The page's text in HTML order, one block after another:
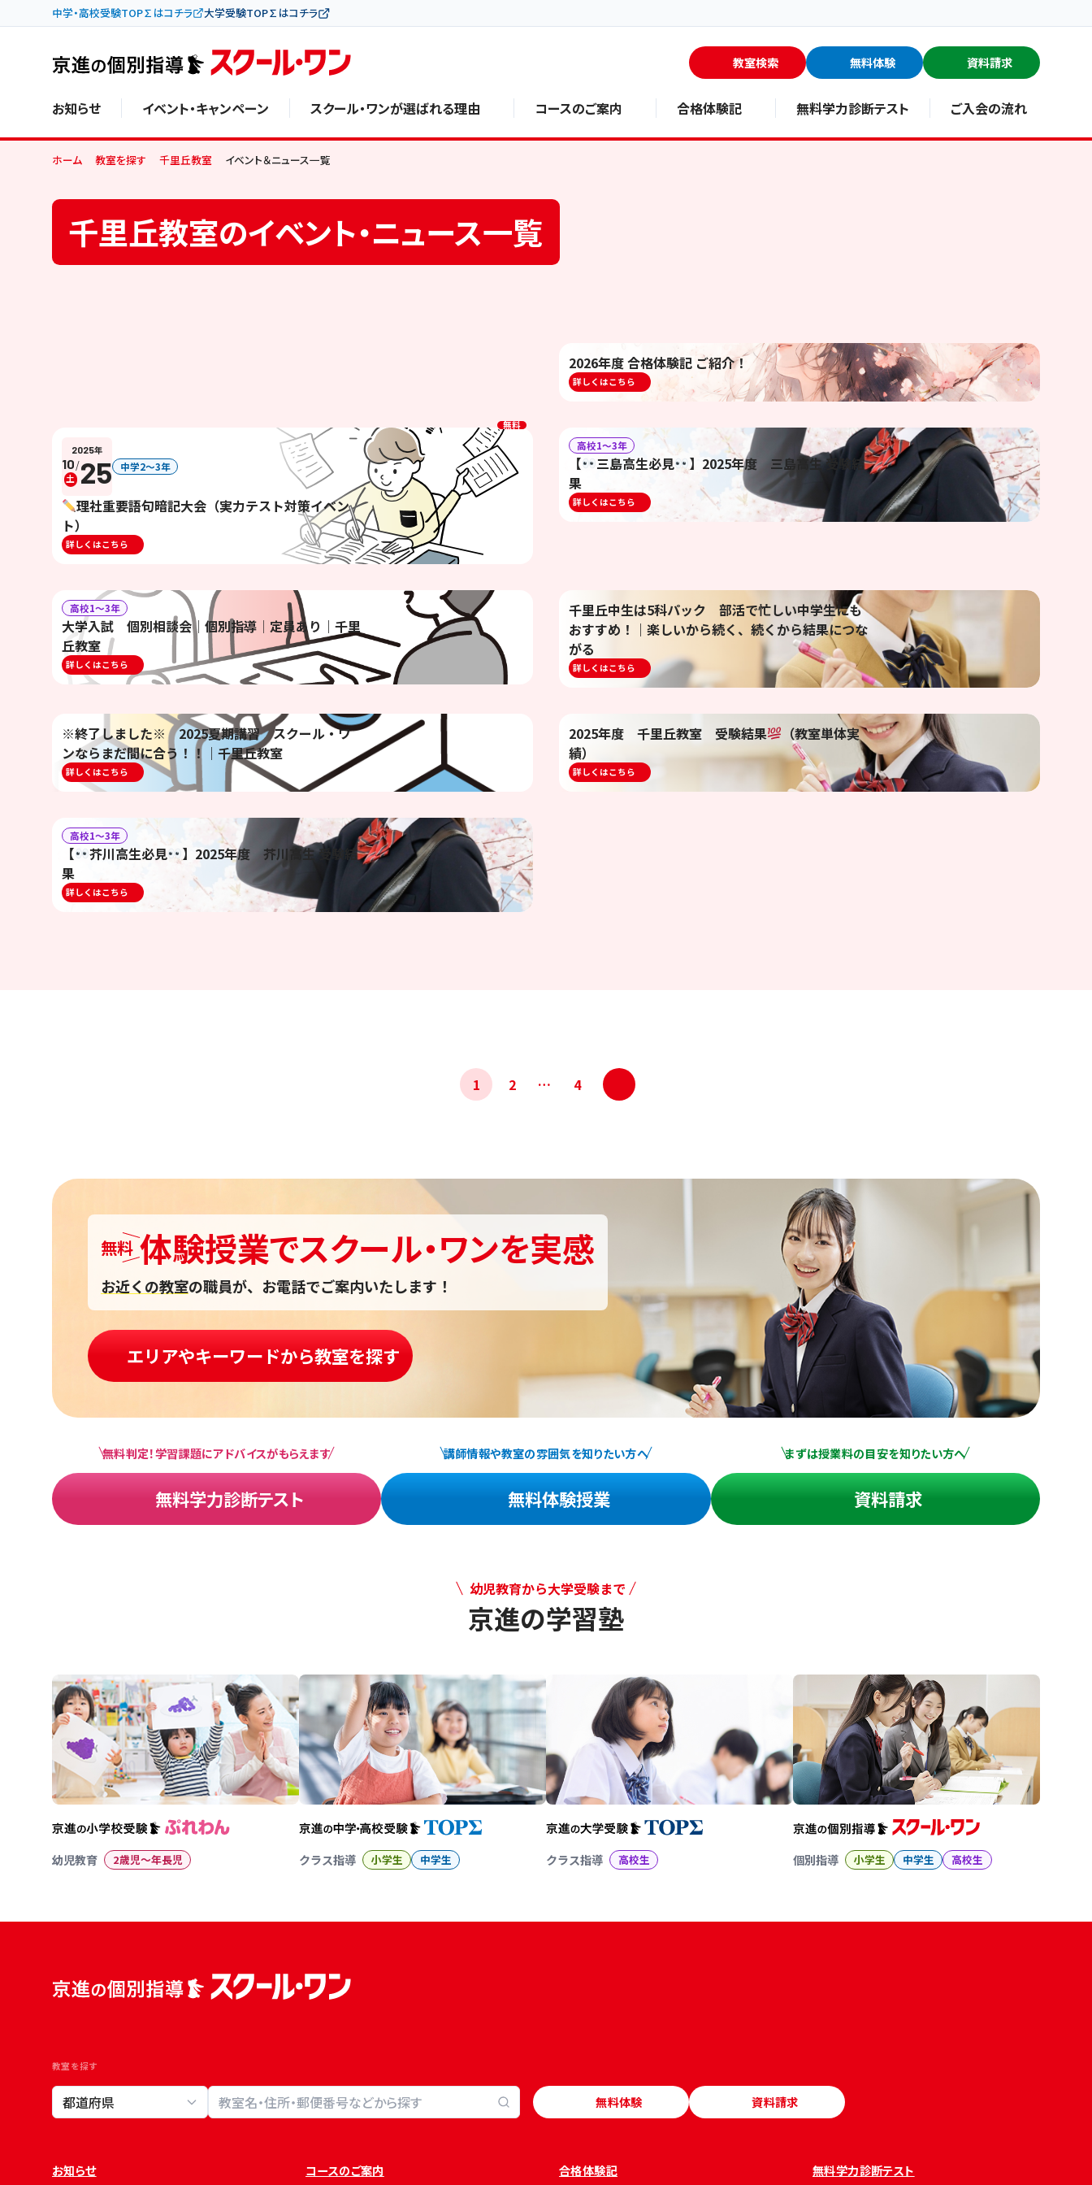
中学・高校受験TOP∑はコチラ 大学受験TOP∑はコチラ
教室検索 無料体験 資料請求
お知らせ イベント・キャンペーン スクール・ワンが選ばれる理由 コースのご案内 合格体験記 無料学力診断テスト ご入会の流れ
ホーム 教室を探す 千里丘教室 イベント＆ニュース一覧
千里丘教室のイベント・ニュース一覧
2026年度 合格体験記 ご紹介！
詳しくはこちら
2025年
10/25
土
中学2〜3年
理社重要語句暗記大会（実力テスト対策イベン
ト）
詳しくはこちら
無料
高校1〜3年
【 三島高生必見
】2025年度 三島高生 受験結
果
詳しくはこちら
高校1〜3年
大学入試 個別相談会│個別指導│定員あり｜千里
丘教室
詳しくはこちら
千里丘中生は5科パック 部活で忙しい中学生にも
おすすめ！｜楽しいから続く、続くから結果につな
がる
詳しくはこちら
※終了しました※ 2025夏期講習 スクール・ワ
ンならまだ間に合う！！｜千里丘教室
詳しくはこちら
2025年度 千里丘教室 受験結果
（教室単体実
績）
詳しくはこちら
高校1〜3年
【 芥川高生必見
】2025年度 芥川高生 受験結
果
詳しくはこちら
1 2 … 4
無料 体験授業でスクール・ワンを実感
お近くの教室の職員が、お電話でご案内いたします！
エリアやキーワードから教室を探す
無料判定！学習課題にアドバイスがもらえます
無料学力診断テスト
講師情報や教室の雰囲気を知りたい方へ
無料体験授業
まずは授業料の目安を知りたい方へ
資料請求
幼児教育から大学受験まで
京進の学習塾
幼児教育 2歳児〜年長児 クラス指導 小学生 中学生 クラス指導 高校生 個別指導 小学生 中学生 高校生
教室を探す
教室検索 無料体験 資料請求
お知らせ コースのご案内 合格体験記 無料学力診断テスト